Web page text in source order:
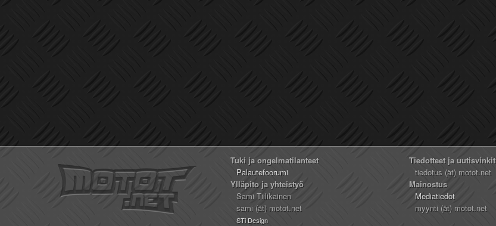
Tuki ja ongelmatilanteet
Palautefoorumi
Ylläpito ja yhteistyö
Sami Tiilikainen
sami (ät) motot.net
STi Design
Tiedotteet ja uutisvinkit
tiedotus (ät) motot.net
Mainostus
Mediatiedot
myynti (ät) motot.net